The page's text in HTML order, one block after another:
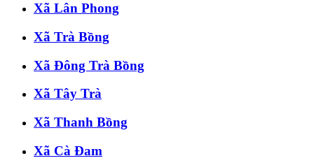
Xã Lân Phong
Xã Trà Bồng
Xã Đông Trà Bồng
Xã Tây Trà
Xã Thanh Bồng
Xã Cà Đam